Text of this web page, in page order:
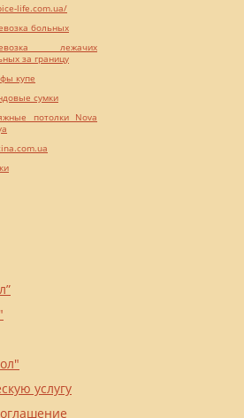
услугу
life.com.ua/
больных
лежачих
за границу
купе
сумки
потолки Nova